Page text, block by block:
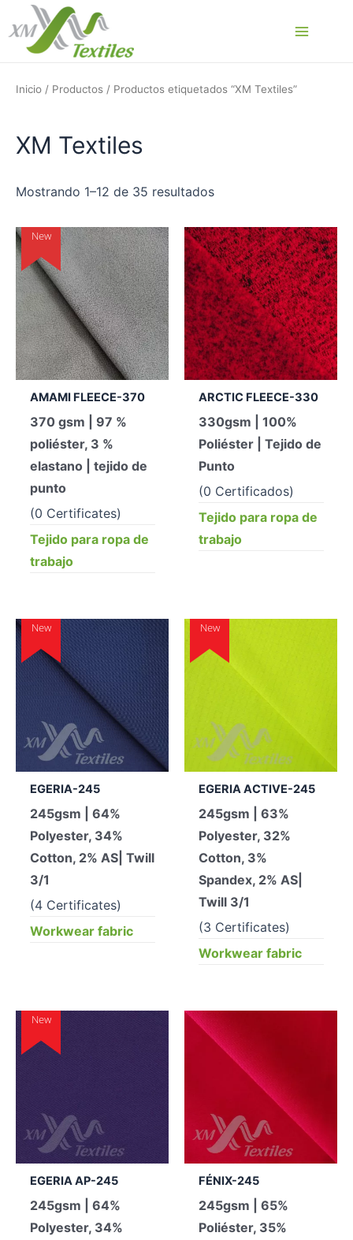
contenido
Inicio / Productos / Productos etiquetados “XM Textiles”
XM Textiles
Mostrando 1–12 de 35 resultados
New
AMAMI FLEECE-370
370 gsm | 97 %
poliéster, 3 %
elastano | tejido de
punto
(0 Certificates)
Tejido para ropa de
trabajo
ARCTIC FLEECE-330
330gsm | 100%
Poliéster | Tejido de
Punto
(0 Certificados)
Tejido para ropa de
trabajo
New
EGERIA-245
245gsm | 64%
Polyester, 34%
Cotton, 2% AS| Twill
3/1
(4 Certificates)
Workwear fabric
New
EGERIA ACTIVE-245
245gsm | 63%
Polyester, 32%
Cotton, 3%
Spandex, 2% AS|
Twill 3/1
(3 Certificates)
Workwear fabric
New
EGERIA AP-245
245gsm | 64%
Polyester, 34%
FÉNIX-245
245gsm | 65%
Poliéster, 35%